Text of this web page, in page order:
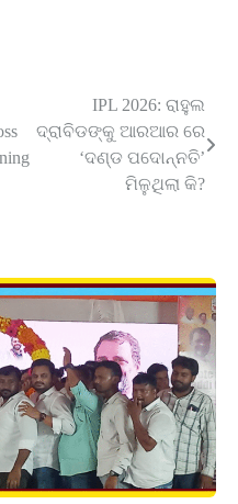
IPL 2026: ରାହୁଲ
ଦ୍ରାବିଡଙ୍କୁ ଆରଆର ରେ
‘ଦଣ୍ଡ ପଦୋନ୍ନତି’
ମିଳୁଥିଲା କି?